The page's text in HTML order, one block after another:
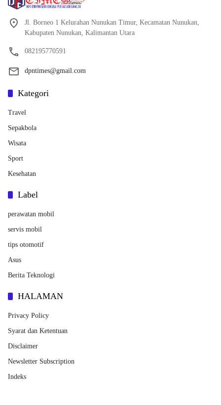
Jl. Borneo 1 Kelurahan Nunukan Timur, Kecamatan Nunukan,
Kabupaten Nunukan, Kalimantan Utara
082195770591
dpntimes@gmail.com
Kategori
Travel
Sepakbola
Wisata
Sport
Kesehatan
Label
perawatan mobil
servis mobil
tips otomotif
Asus
Berita Teknologi
HALAMAN
Privacy Policy
Syarat dan Ketentuan
Disclaimer
Newsletter Subscription
Indeks